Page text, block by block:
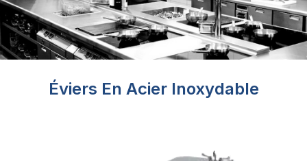
Éviers En Acier Inoxydable